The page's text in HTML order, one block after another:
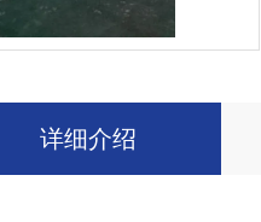
详细介绍